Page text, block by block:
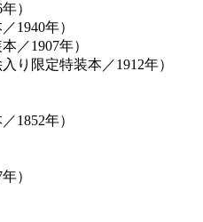
）
1940年）
／1907年）
り限定特装本／1912年）
1852年）
）